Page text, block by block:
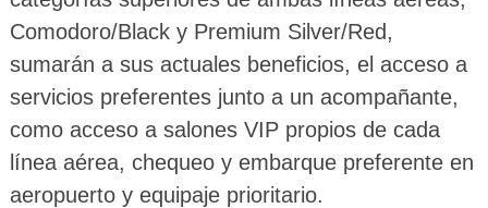
Comodoro/Black y Premium Silver/Red,
sumarán a sus actuales beneficios, el acceso a
servicios preferentes junto a un acompañante,
como acceso a salones VIP propios de cada
línea aérea, chequeo y embarque preferente en
aeropuerto y equipaje prioritario.